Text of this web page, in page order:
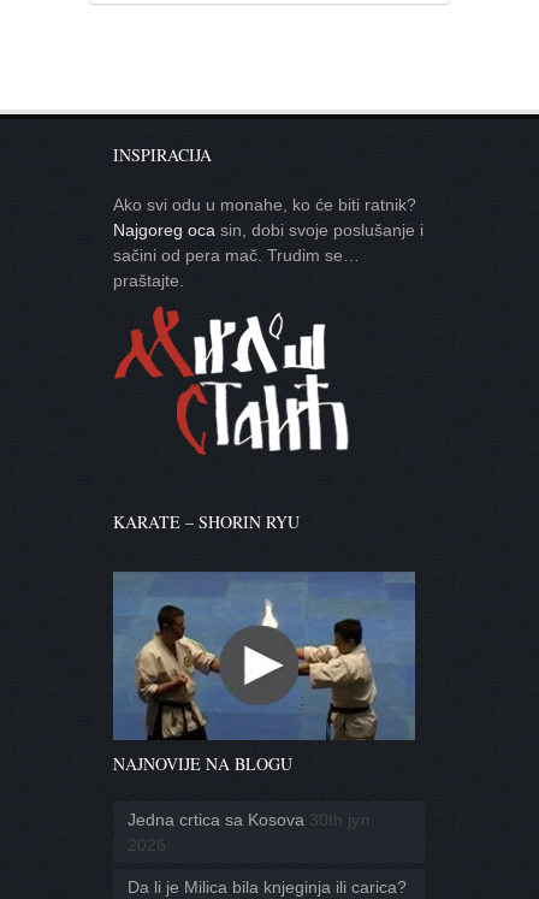
INSPIRACIJA
Ako svi odu u monahe, ko će biti ratnik?
Najgoreg oca sin, dobi svoje poslušanje i
sačini od pera mač. Trudim se…
praštajte.
KARATE – SHORIN RYU
NAJNOVIJE NA BLOGU
Jedna crtica sa Kosova 30th јул
2026
Da li je Milica bila knjeginja ili carica?